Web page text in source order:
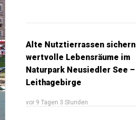
Alte Nutztierrassen sichern
wertvolle Lebensräume im
Naturpark Neusiedler See –
Leithagebirge
vor 9 Tagen 3 Stunden